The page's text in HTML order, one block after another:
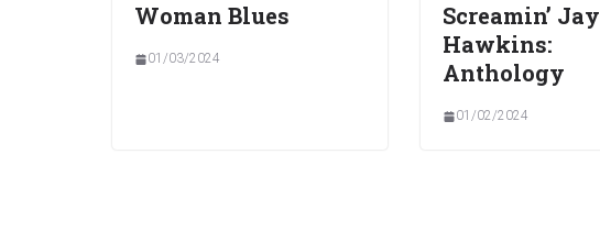
Woman Blues
01/03/2024
Screamin’ Jay
Hawkins:
Anthology
01/02/2024